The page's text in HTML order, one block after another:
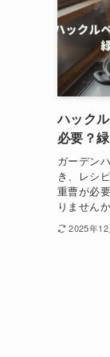
ハック
必要？
ガーデン
き、レシ
重曹が必
りません
2025年12